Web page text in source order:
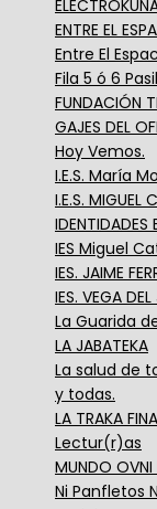
ENTRE EL
Entre El
Fila 5 ó 6
FUNDACIÓN
GAJES DEL
Hoy Vemos.
I.E.S. María
I.E.S. MIGUEL
IDENTIDADES
IES Miguel
IES. JAIME
IES. VEGA
La Guarida
LA JABATEKA
La salud de
y todas.
LA TRAKA
Lectur(r)as
MUNDO OVNI
Ni Panfletos